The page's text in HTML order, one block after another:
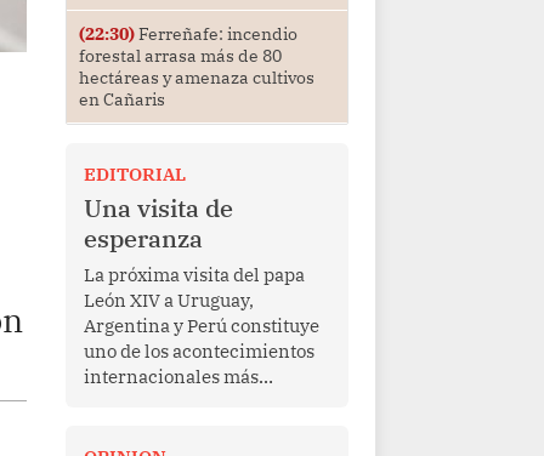
(22:30)Ferreñafe: incendio
forestal arrasa más de 80
hectáreas y amenaza cultivos
en Cañaris
EDITORIAL
Una visita de
esperanza
La próxima visita del papa
León XIV a Uruguay,
Argentina y Perú constituye
uno de los acontecimientos
internacionales más